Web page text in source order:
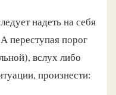
надеть на себя
переступая порог
вслух либо
произнести: